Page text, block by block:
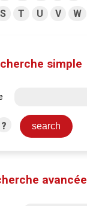
S T U V W
simple
?
avancée